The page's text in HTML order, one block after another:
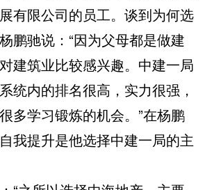
有限公司的员工。谈到为何选
鹏驰说：“因为父母都是做建
建筑业比较感兴趣。中建一局
统内的排名很高，实力很强，
多学习锻炼的机会。”在杨鹏
我提升是他选择中建一局的主